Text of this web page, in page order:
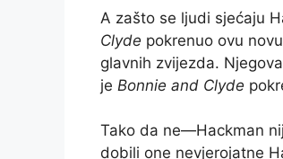
A zašto se ljudi sjećaju
Clyde pokrenuo ovu
glavnih zvijezda.
je Bonnie and Clyde
Tako da ne—Hackman
dobili one nevjerojatne